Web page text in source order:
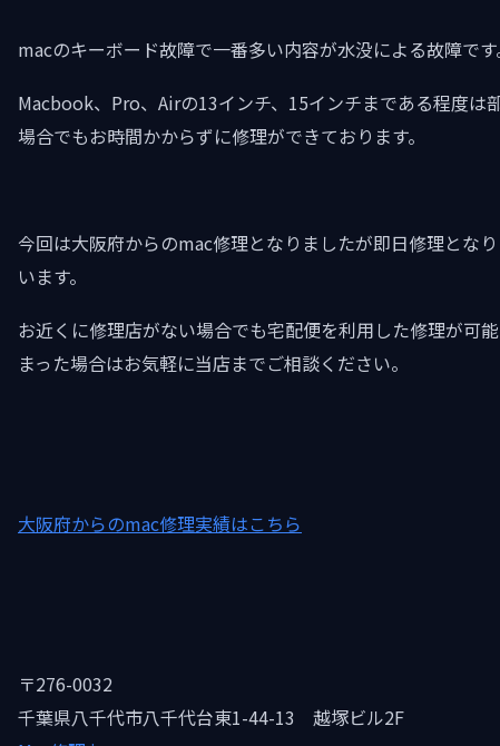
macのキーボード故障で一番多い内容が水没による故障です
Macbook、Pro、Airの13インチ、15インチまである程度は
場合でもお時間かからずに修理ができております。
今回は大阪府からのmac修理となりましたが即日修理とな
います。
お近くに修理店がない場合でも宅配便を利用した修理が可
まった場合はお気軽に当店までご相談ください。
大阪府からのmac修理実績はこちら
〒276-0032
千葉県八千代市八千代台東1-44-13 越塚ビル2F